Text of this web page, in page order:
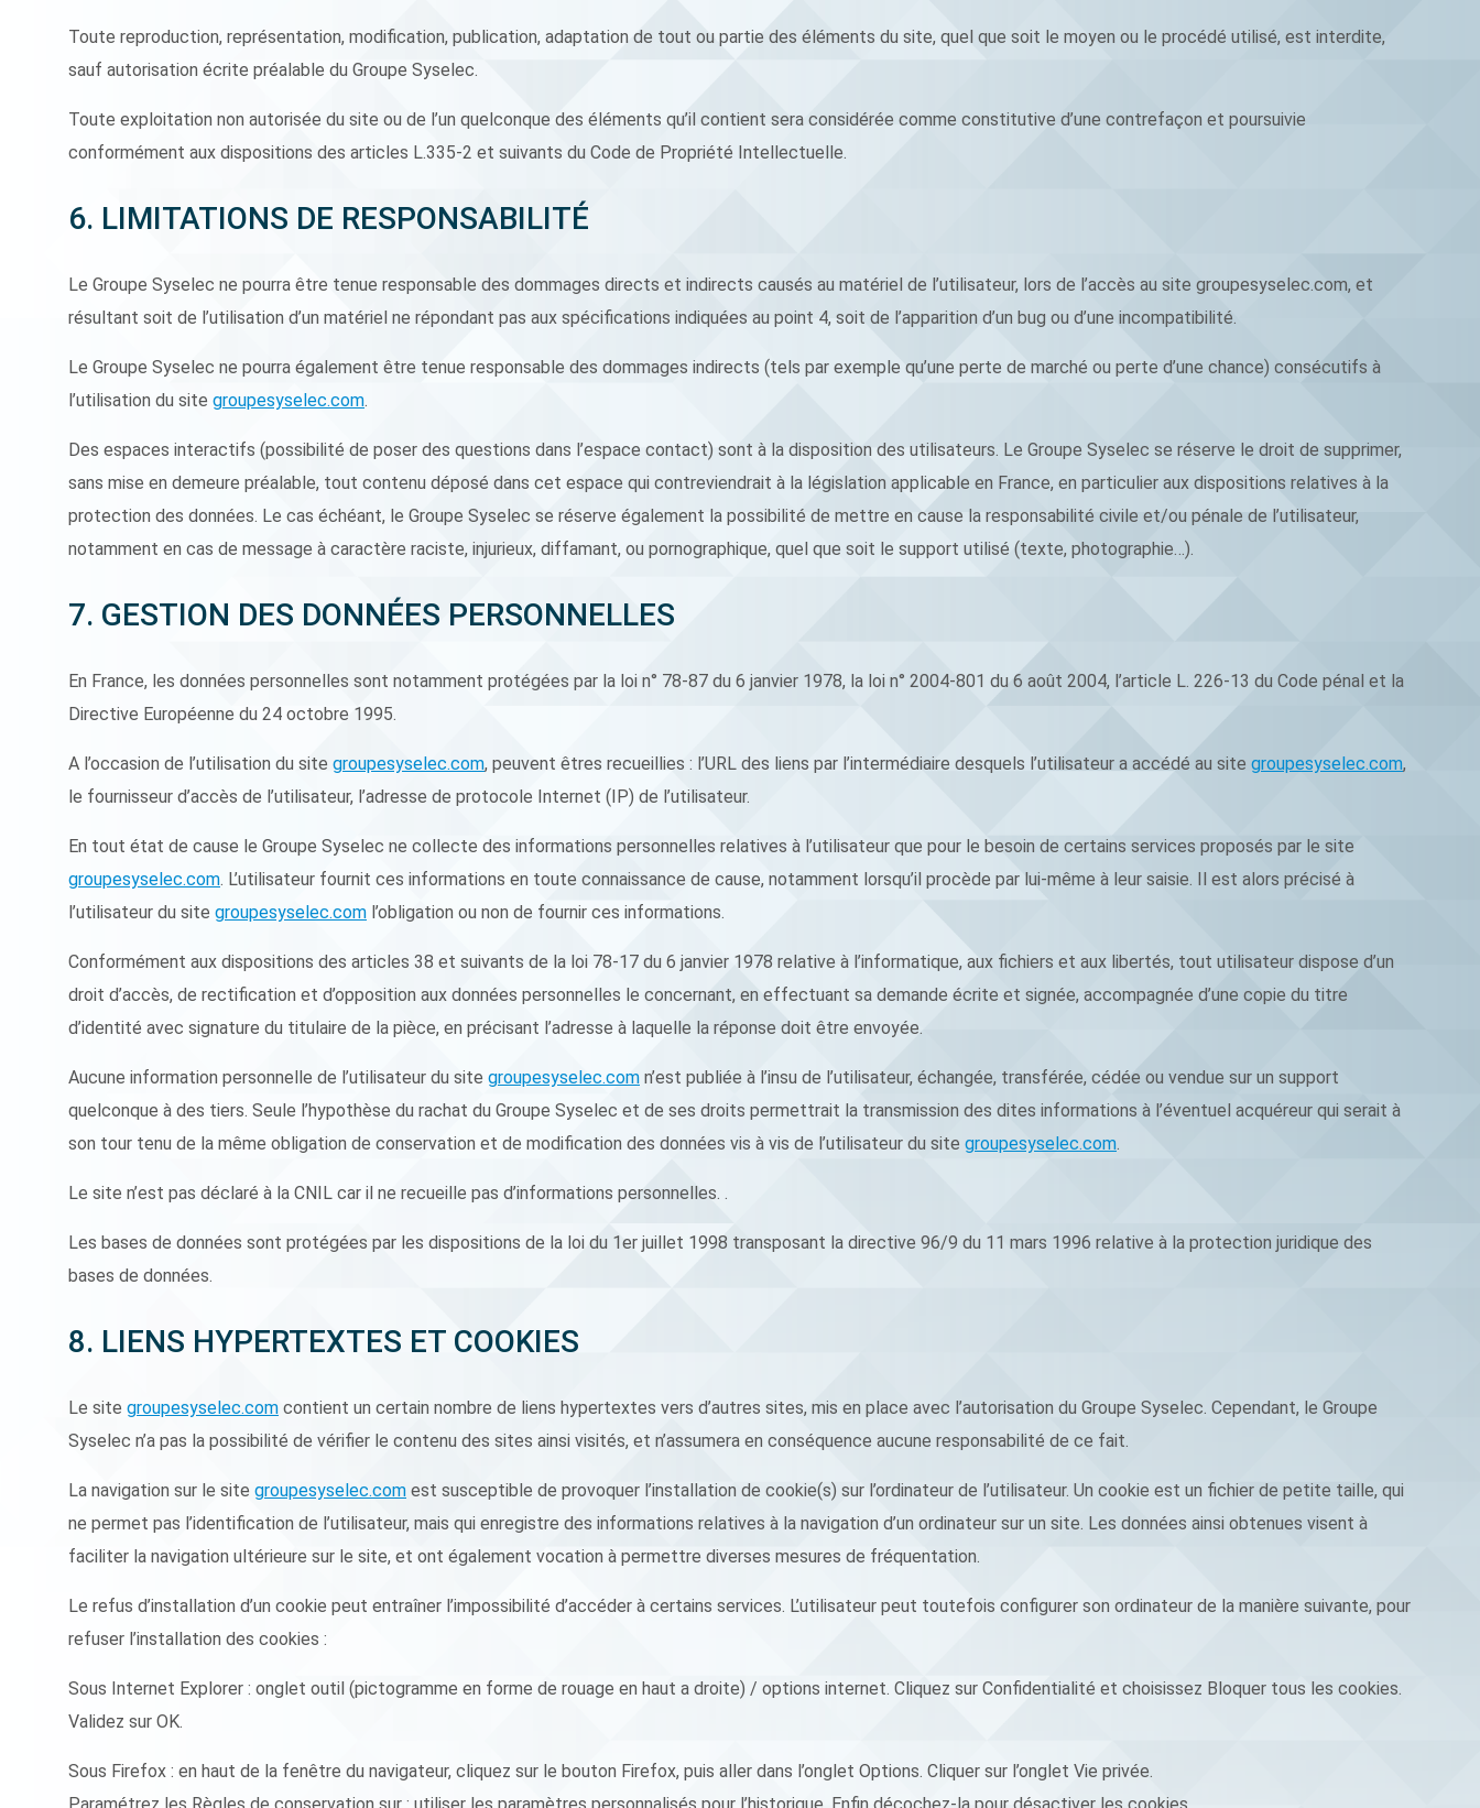
Toute reproduction, représentation, modification, publication, adaptation de tout ou partie des éléments du site, quel que soit le moyen ou le procédé utilisé, est interdite,
sauf autorisation écrite préalable du Groupe Syselec.
Toute exploitation non autorisée du site ou de l’un quelconque des éléments qu’il contient sera considérée comme constitutive d’une contrefaçon et poursuivie
conformément aux dispositions des articles L.335-2 et suivants du Code de Propriété Intellectuelle.
6. LIMITATIONS DE RESPONSABILITÉ
Le Groupe Syselec ne pourra être tenue responsable des dommages directs et indirects causés au matériel de l’utilisateur, lors de l’accès au site groupesyselec.com, et
résultant soit de l’utilisation d’un matériel ne répondant pas aux spécifications indiquées au point 4, soit de l’apparition d’un bug ou d’une incompatibilité.
Le Groupe Syselec ne pourra également être tenue responsable des dommages indirects (tels par exemple qu’une perte de marché ou perte d’une chance) consécutifs à
l’utilisation du site groupesyselec.com.
Des espaces interactifs (possibilité de poser des questions dans l’espace contact) sont à la disposition des utilisateurs. Le Groupe Syselec se réserve le droit de supprimer,
sans mise en demeure préalable, tout contenu déposé dans cet espace qui contreviendrait à la législation applicable en France, en particulier aux dispositions relatives à la
protection des données. Le cas échéant, le Groupe Syselec se réserve également la possibilité de mettre en cause la responsabilité civile et/ou pénale de l’utilisateur,
notamment en cas de message à caractère raciste, injurieux, diffamant, ou pornographique, quel que soit le support utilisé (texte, photographie…).
7. GESTION DES DONNÉES PERSONNELLES
En France, les données personnelles sont notamment protégées par la loi n° 78-87 du 6 janvier 1978, la loi n° 2004-801 du 6 août 2004, l’article L. 226-13 du Code pénal et la
Directive Européenne du 24 octobre 1995.
A l’occasion de l’utilisation du site groupesyselec.com, peuvent êtres recueillies : l’URL des liens par l’intermédiaire desquels l’utilisateur a accédé au site groupesyselec.com,
le fournisseur d’accès de l’utilisateur, l’adresse de protocole Internet (IP) de l’utilisateur.
En tout état de cause le Groupe Syselec ne collecte des informations personnelles relatives à l’utilisateur que pour le besoin de certains services proposés par le site
groupesyselec.com. L’utilisateur fournit ces informations en toute connaissance de cause, notamment lorsqu’il procède par lui-même à leur saisie. Il est alors précisé à
l’utilisateur du site groupesyselec.com l’obligation ou non de fournir ces informations.
Conformément aux dispositions des articles 38 et suivants de la loi 78-17 du 6 janvier 1978 relative à l’informatique, aux fichiers et aux libertés, tout utilisateur dispose d’un
droit d’accès, de rectification et d’opposition aux données personnelles le concernant, en effectuant sa demande écrite et signée, accompagnée d’une copie du titre
d’identité avec signature du titulaire de la pièce, en précisant l’adresse à laquelle la réponse doit être envoyée.
Aucune information personnelle de l’utilisateur du site groupesyselec.com n’est publiée à l’insu de l’utilisateur, échangée, transférée, cédée ou vendue sur un support
quelconque à des tiers. Seule l’hypothèse du rachat du Groupe Syselec et de ses droits permettrait la transmission des dites informations à l’éventuel acquéreur qui serait à
son tour tenu de la même obligation de conservation et de modification des données vis à vis de l’utilisateur du site groupesyselec.com.
Le site n’est pas déclaré à la CNIL car il ne recueille pas d’informations personnelles. .
Les bases de données sont protégées par les dispositions de la loi du 1er juillet 1998 transposant la directive 96/9 du 11 mars 1996 relative à la protection juridique des
bases de données.
8. LIENS HYPERTEXTES ET COOKIES
Le site groupesyselec.com contient un certain nombre de liens hypertextes vers d’autres sites, mis en place avec l’autorisation du Groupe Syselec. Cependant, le Groupe
Syselec n’a pas la possibilité de vérifier le contenu des sites ainsi visités, et n’assumera en conséquence aucune responsabilité de ce fait.
La navigation sur le site groupesyselec.com est susceptible de provoquer l’installation de cookie(s) sur l’ordinateur de l’utilisateur. Un cookie est un fichier de petite taille, qui
ne permet pas l’identification de l’utilisateur, mais qui enregistre des informations relatives à la navigation d’un ordinateur sur un site. Les données ainsi obtenues visent à
faciliter la navigation ultérieure sur le site, et ont également vocation à permettre diverses mesures de fréquentation.
Le refus d’installation d’un cookie peut entraîner l’impossibilité d’accéder à certains services. L’utilisateur peut toutefois configurer son ordinateur de la manière suivante, pour
refuser l’installation des cookies :
Sous Internet Explorer : onglet outil (pictogramme en forme de rouage en haut a droite) / options internet. Cliquez sur Confidentialité et choisissez Bloquer tous les cookies.
Validez sur OK.
Sous Firefox : en haut de la fenêtre du navigateur, cliquez sur le bouton Firefox, puis aller dans l’onglet Options. Cliquer sur l’onglet Vie privée.